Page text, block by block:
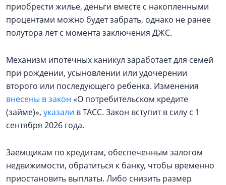
приобрести жилье, деньги вместе с накопленными
процентами можно будет забрать, однако не ранее
полутора лет с момента заключения ДЖС.
Механизм ипотечных каникул заработает для семей
при рождении, усыновлении или удочерении
второго или последующего ребенка. Изменения
внесены в закон «О потребительском кредите
(займе)», указали в ТАСС. Закон вступит в силу с 1
сентября 2026 года.
Заемщикам по кредитам, обеспеченным залогом
недвижимости, обратиться к банку, чтобы временно
приостановить выплаты. Либо снизить размер